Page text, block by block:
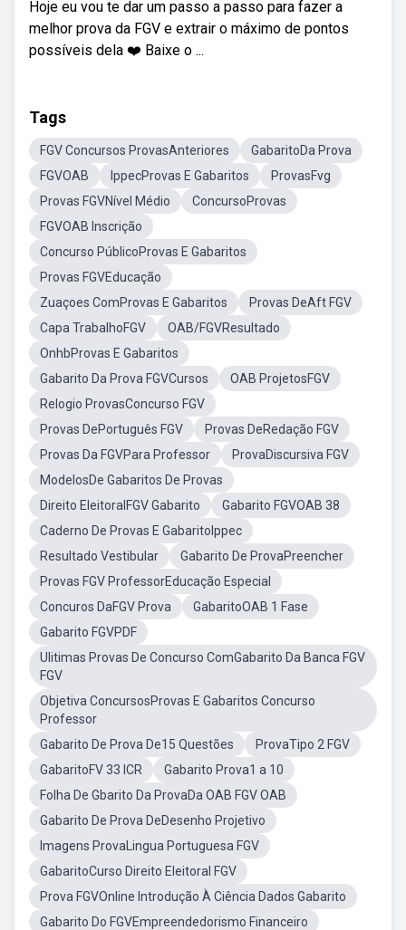
Hoje eu vou te dar um passo a passo para fazer a
melhor prova da FGV e extrair o máximo de pontos
possíveis dela ❤️ Baixe o ...
Tags
FGV Concursos ProvasAnteriores
GabaritoDa Prova
FGVOAB
IppecProvas E Gabaritos
ProvasFvg
Provas FGVNível Médio
ConcursoProvas
FGVOAB Inscrição
Concurso PúblicoProvas E Gabaritos
Provas FGVEducação
Zuaçoes ComProvas E Gabaritos
Provas DeAft FGV
Capa TrabalhoFGV
OAB/FGVResultado
OnhbProvas E Gabaritos
Gabarito Da Prova FGVCursos
OAB ProjetosFGV
Relogio ProvasConcurso FGV
Provas DePortuguês FGV
Provas DeRedação FGV
Provas Da FGVPara Professor
ProvaDiscursiva FGV
ModelosDe Gabaritos De Provas
Direito EleitoralFGV Gabarito
Gabarito FGVOAB 38
Caderno De Provas E GabaritoIppec
Resultado Vestibular
Gabarito De ProvaPreencher
Provas FGV ProfessorEducação Especial
Concuros DaFGV Prova
GabaritoOAB 1 Fase
Gabarito FGVPDF
Ulitimas Provas De Concurso ComGabarito Da Banca FGV
FGV
Objetiva ConcursosProvas E Gabaritos Concurso
Professor
Gabarito De Prova De15 Questões
ProvaTipo 2 FGV
GabaritoFV 33 ICR
Gabarito Prova1 a 10
Folha De Gbarito Da ProvaDa OAB FGV OAB
Gabarito De Prova DeDesenho Projetivo
Imagens ProvaLingua Portuguesa FGV
GabaritoCurso Direito Eleitoral FGV
Prova FGVOnline Introdução À Ciência Dados Gabarito
Gabarito Do FGVEmpreendedorismo Financeiro